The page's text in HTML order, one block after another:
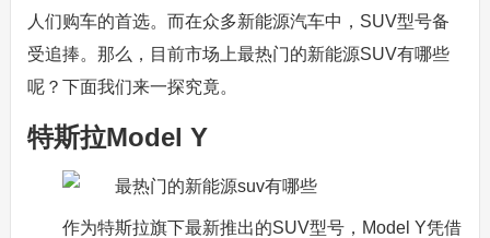
人们购车的首选。而在众多新能源汽车中，SUV型号备
受追捧。那么，目前市场上最热门的新能源SUV有哪些
呢？下面我们来一探究竟。
特斯拉Model Y
作为特斯拉旗下最新推出的SUV型号，Model Y凭借